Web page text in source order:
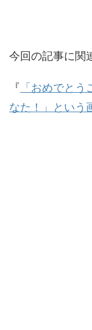
今回の記事に関
『 「おめでと
なた！」という